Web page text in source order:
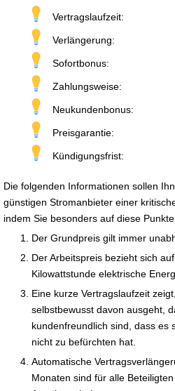
Vertragslaufzeit:
Verlängerung:
Sofortbonus:
Zahlungsweise:
Neukundenbonus:
Preisgarantie:
Kündigungsfrist:
Die folgenden Informationen sollen
günstigen Stromanbieter einer
indem Sie besonders auf diese
Der Grundpreis gilt immer
Der Arbeitspreis bezieht sich
Kilowattstunde elektrische
Eine kurze Vertragslaufzeit
selbstbewusst davon ausgeht,
kundenfreundlich sind, dass es
nicht zu befürchten hat.
Automatische
Monaten sind für alle